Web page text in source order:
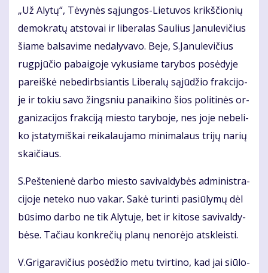
„Už Aly­tų“, Tė­vy­nės są­jun­gos-Lie­tu­vos krikš­čio­nių
de­mok­ra­tų at­sto­vai ir li­be­ra­las Sau­lius Ja­nu­le­vi­čius
šia­me bal­sa­vi­me ne­da­ly­va­vo. Be­je, S.Ja­nu­le­vi­čius
rug­pjū­čio pa­bai­go­je vy­ku­sia­me ta­ry­bos po­sė­dy­je
pa­reiš­kė ne­be­dirb­sian­tis Li­be­ra­lų są­jū­džio frak­ci­jo­
je ir to­kiu sa­vo žings­niu pa­nai­ki­no šios po­li­ti­nės or­
ga­ni­za­ci­jos frak­ci­ją mies­to ta­ry­bo­je, nes jo­je ne­be­li­
ko įsta­ty­miš­kai rei­ka­lau­ja­mo mi­ni­ma­laus tri­jų na­rių
skai­čiaus.
S.Peš­te­nie­nė dar­bo mies­to sa­vi­val­dy­bės ad­mi­nist­ra­
ci­jo­je ne­te­ko nuo va­kar. Sa­kė tu­rin­ti pa­siū­ly­mų dėl
bū­si­mo dar­bo ne tik Aly­tu­je, bet ir ki­to­se sa­vi­val­dy­
bė­se. Ta­čiau kon­kre­čių pla­nų ne­no­rė­jo at­skleis­ti.
V.Gri­ga­ra­vi­čius po­sė­džio me­tu tvir­ti­no, kad jai siū­lo­